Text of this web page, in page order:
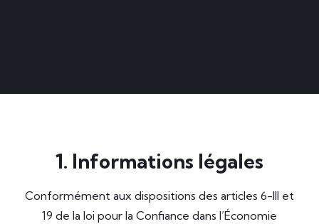
1. Informations légales
Conformément aux dispositions des articles 6-III et
19 de la loi pour la Confiance dans l’Économie